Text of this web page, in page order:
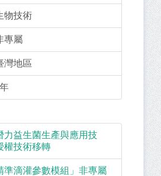
物技術
專屬
灣地區
力益生菌生產與應用技
權技術移轉
準滴灌參數模組」非專屬